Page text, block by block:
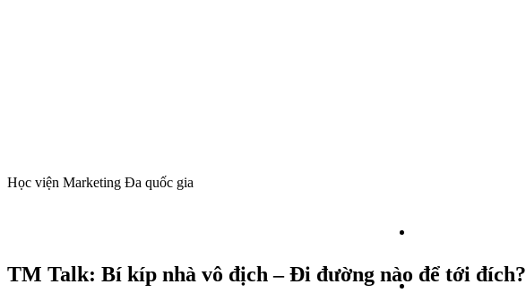
Học viện Marketing Đa quốc gia
TM Talk: Bí kíp nhà vô địch – Đi đường nào để tới đích?